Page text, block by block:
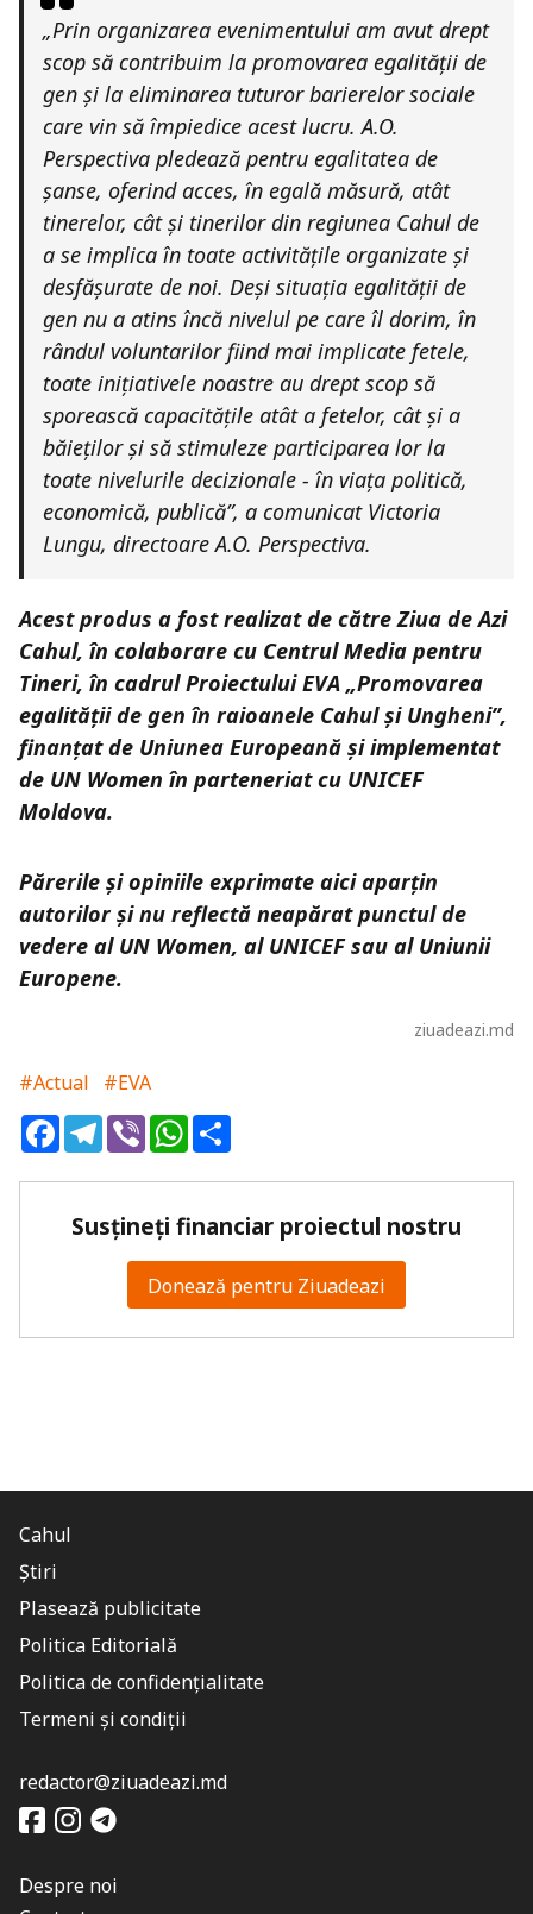
„Prin organizarea evenimentului am avut drept
scop să contribuim la promovarea egalității de
gen și la eliminarea tuturor barierelor sociale
care vin să împiedice acest lucru. A.O.
Perspectiva pledează pentru egalitatea de
șanse, oferind acces, în egală măsură, atât
tinerelor, cât și tinerilor din regiunea Cahul de
a se implica în toate activitățile organizate și
desfășurate de noi. Deși situația egalității de
gen nu a atins încă nivelul pe care îl dorim, în
rândul voluntarilor fiind mai implicate fetele,
toate inițiativele noastre au drept scop să
sporească capacitățile atât a fetelor, cât și a
băieților și să stimuleze participarea lor la
toate nivelurile decizionale - în viața politică,
economică, publică”, a comunicat Victoria
Lungu, directoare A.O. Perspectiva.
Acest produs a fost realizat de către Ziua de Azi
Cahul, în colaborare cu Centrul Media pentru
Tineri, în cadrul Proiectului EVA „Promovarea
egalității de gen în raioanele Cahul și Ungheni”,
finanțat de Uniunea Europeană și implementat
de UN Women în parteneriat cu UNICEF
Moldova.
Părerile și opiniile exprimate aici aparțin
autorilor și nu reflectă neapărat punctul de
vedere al UN Women, al UNICEF sau al Uniunii
Europene.
ziuadeazi.md
#Actual
#EVA
FacebookTelegram
ViberWhatsApp
Susțineți financiar proiectul nostru
Donează pentru Ziuadeazi
Cahul
Știri
Plasează publicitate
Politica Editorială
Politica de confidențialitate
Termeni și condiții
redactor@ziuadeazi.md
Despre noi